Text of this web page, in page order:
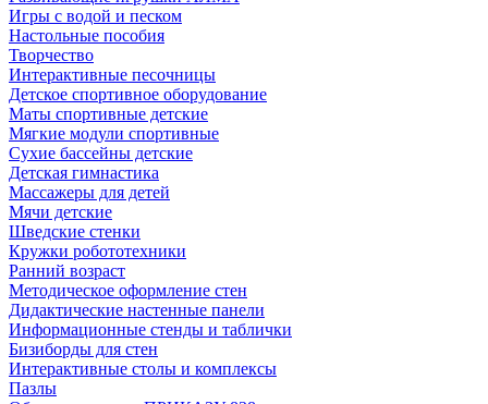
Игры с водой и песком
Настольные пособия
Творчество
Интерактивные песочницы
Детское спортивное оборудование
Маты спортивные детские
Мягкие модули спортивные
Сухие бассейны детские
Детская гимнастика
Массажеры для детей
Мячи детские
Шведские стенки
Кружки робототехники
Ранний возраст
Методическое оформление стен
Дидактические настенные панели
Информационные стенды и таблички
Бизиборды для стен
Интерактивные столы и комплексы
Пазлы